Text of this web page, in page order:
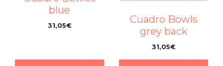
blue
31,05€
Cuadro Bowls
grey back
31,05€